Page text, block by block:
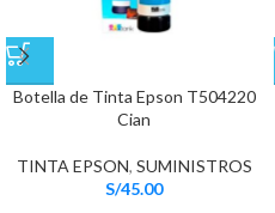
Botella de Tinta Epson T504220
Cian
TINTA EPSON, SUMINISTROS
S/45.00